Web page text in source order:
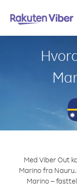
Med Viber Out
Marino fra Nauru.
Marino –